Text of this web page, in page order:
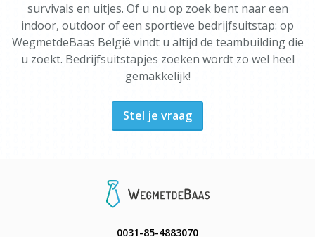
survivals en uitjes. Of u nu op zoek bent naar een
indoor, outdoor of een sportieve bedrijfsuitstap: op
WegmetdeBaas België vindt u altijd de teambuilding die
u zoekt. Bedrijfsuitstapjes zoeken wordt zo wel heel
gemakkelijk!
Stel je vraag
0031-85-4883070